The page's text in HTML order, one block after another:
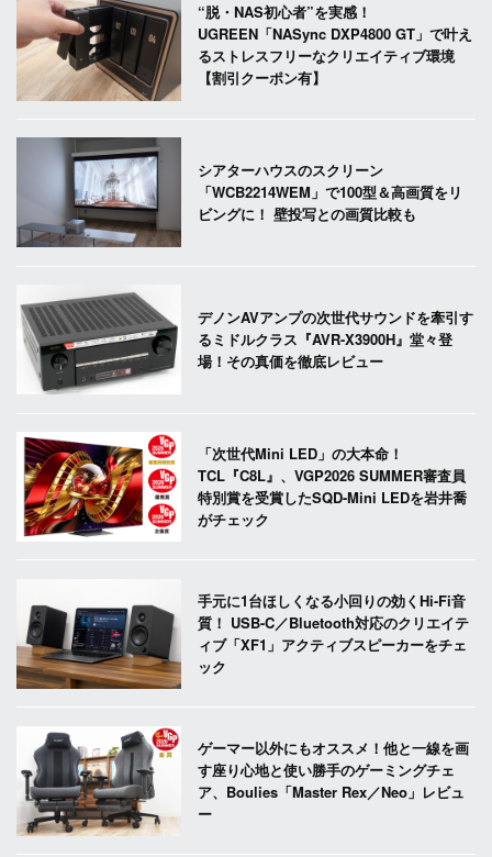
“脱・NAS初心者”を実感！
UGREEN「NASync DXP4800 GT」で叶え
るストレスフリーなクリエイティブ環境
【割引クーポン有】
シアターハウスのスクリーン
「WCB2214WEM」で100型＆高画質をリ
ビングに！ 壁投写との画質比較も
デノンAVアンプの次世代サウンドを牽引す
るミドルクラス『AVR-X3900H』堂々登
場！その真価を徹底レビュー
「次世代Mini LED」の大本命！
TCL『C8L』、VGP2026 SUMMER審査員
特別賞を受賞したSQD-Mini LEDを岩井喬
がチェック
手元に1台ほしくなる小回りの効くHi-Fi音
質！ USB-C／Bluetooth対応のクリエイテ
ィブ「XF1」アクティブスピーカーをチェ
ック
ゲーマー以外にもオススメ！他と一線を画
す座り心地と使い勝手のゲーミングチェ
ア、Boulies「Master Rex／Neo」レビュ
ー